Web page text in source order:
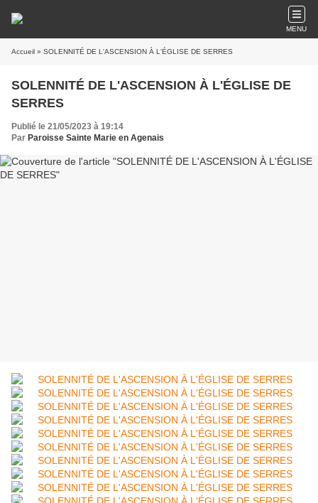
MENU
Accueil » SOLENNITÉ DE L'ASCENSION À L'ÉGLISE DE SERRES
SOLENNITÉ DE L'ASCENSION À L'ÉGLISE DE
SERRES
Publié le 21/05/2023 à 19:14
Par Paroisse Sainte Marie en Agenais